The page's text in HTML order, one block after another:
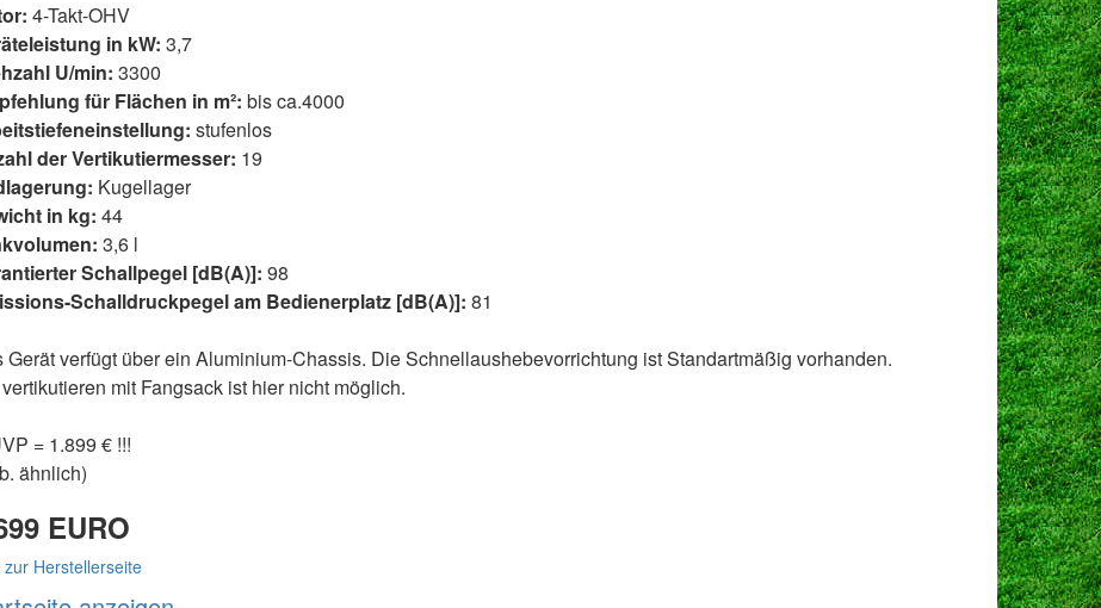
4-Takt-OHV
in kW: 3,7
U/min: 3300
für Flächen in m²: bis ca.4000
stufenlos
der Vertikutiermesser: 19
Kugellager
in kg: 44
3,6 l
Schallpegel [dB(A)]: 98
Schalldruckpegel am Bedienerplatz [dB(A)]: 81
Gerät verfügt über ein Aluminium-Chassis. Die Schnellaushebevorrichtung ist Standartmäßig vorhanden.
mit Fangsack ist hier nicht möglich.
= 1.899 € !!!
ähnlich)
EURO
zur Herstellerseite